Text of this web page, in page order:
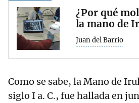
¿Por qué
la mano de
Juan del Barrio
Como se sabe, la Mano de
siglo I a. C., fue hallada en